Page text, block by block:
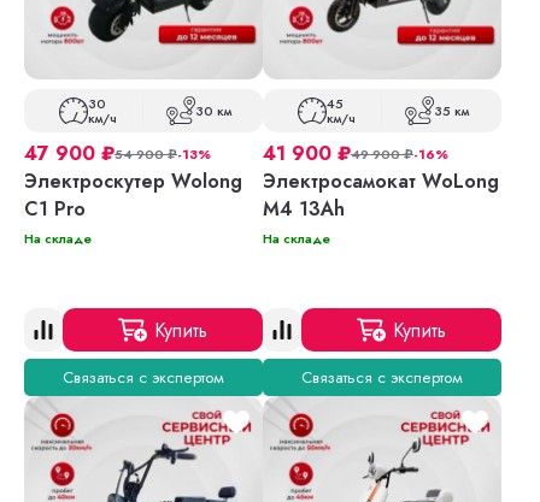
30
км/ч 30 км
47 900 ₽54 900₽-13%
Электроскутер Wolong
C1 Pro
На складе
Купить
Связаться с экспертом
45
км/ч 35 км
41 900 ₽49 900₽-16%
Электросамокат WoLong
M4 13Ah
На складе
Купить
Связаться с экспертом